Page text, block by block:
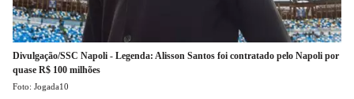
Divulgação/SSC Napoli - Legenda: Alisson Santos foi contratado pelo Napoli por
quase R$ 100 milhões
Foto: Jogada10